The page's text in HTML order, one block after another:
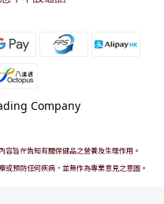
Company
旨在告知有關保健品之營養及生理作用。
預防任何疾病，並無作為專業意見之意圖。